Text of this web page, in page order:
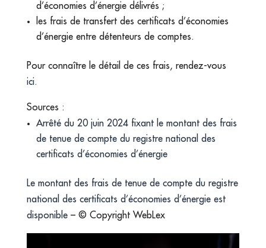
d’économies d’énergie délivrés ;
les frais de transfert des certificats d’économies
d’énergie entre détenteurs de comptes.
Pour connaître le détail de ces frais, rendez-vous
ici.
Sources :
Arrêté du 20 juin 2024 fixant le montant des frais
de tenue de compte du registre national des
certificats d’économies d’énergie
Le montant des frais de tenue de compte du registre
national des certificats d’économies d’énergie est
disponible– © Copyright WebLex